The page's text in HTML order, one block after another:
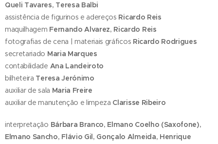
Queli Tavares, Teresa Balbi
assistência de figurinos e adereços Ricardo Reis
maquilhagem Fernando Alvarez, Ricardo Reis
fotografias de cena | materiais gráficos Ricardo Rodrigues
secretariado Maria Marques
contabilidade Ana Landeiroto
bilheteira Teresa Jerónimo
auxiliar de sala Maria Freire
auxiliar de manutenção e limpeza Clarisse Ribeiro
interpretação Bárbara Branco, Elmano Coelho (Saxofone),
Elmano Sancho, Flávio Gil, Gonçalo Almeida, Henrique